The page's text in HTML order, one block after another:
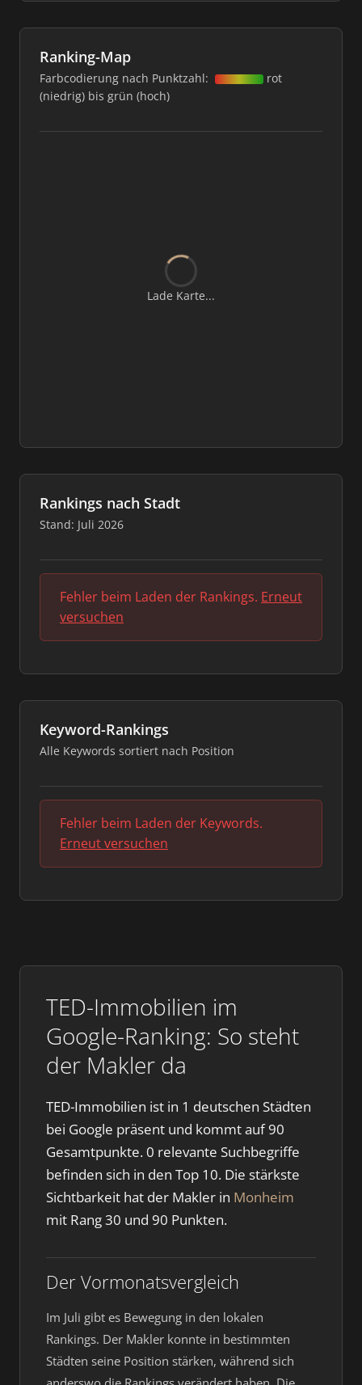
TED-Immobilien im
Google-Ranking: So steht
der Makler da
TED-Immobilien ist in 1 deutschen Städten
bei Google präsent und kommt auf 90
Gesamtpunkte. 0 relevante Suchbegriffe
befinden sich in den Top 10. Die stärkste
Sichtbarkeit hat der Makler in Monheim
mit Rang 30 und 90 Punkten.
Der Vormonatsvergleich
Im Juli gibt es Bewegung in den lokalen
Rankings. Der Makler konnte in bestimmten
Städten seine Position stärken, während sich
Ranking-Map
Farbcodierung nach Punktzahl:
rot
(niedrig) bis grün (hoch)
Lade Karte...
Rankings nach Stadt
Stand: Juli 2026
Fehler beim Laden der Rankings. Erneut
versuchen
Keyword-Rankings
Alle Keywords sortiert nach Position
Fehler beim Laden der Keywords.
Erneut versuchen